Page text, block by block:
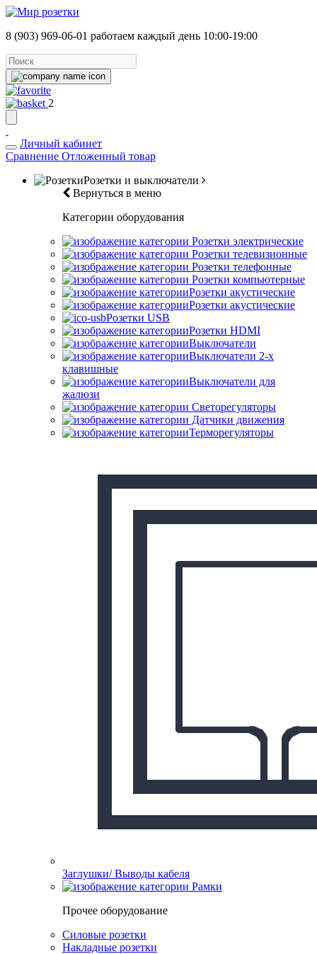
8 (903) 969-06-01 работаем каждый день 10:00-19:00
2
Личный кабинет
Сравнение Отложенный товар
Розетки и выключатели
Вернуться в меню
Категории оборудования
Розетки электрические
Розетки телевизионные
Розетки телефонные
Розетки компьютерные
Розетки акустические
Розетки акустические
Розетки USB
Розетки HDMI
Выключатели
Выключатели 2-х
клавишные
Выключатели для
жалюзи
Светорегуляторы
Датчики движения
Терморегуляторы
Заглушки/ Выводы кабеля
Рамки
Прочее оборудование
Силовые розетки
Накладные розетки